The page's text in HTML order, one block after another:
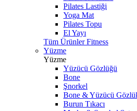
Pilates Lastiği
Yoga Mat
Pilates Topu
El Yayı
Tüm Ürünler Fitness
Yüzme
Yüzme
Yüzücü Gözlüğü
Bone
Şnorkel
Bone & Yüzücü
Burun Tıkacı